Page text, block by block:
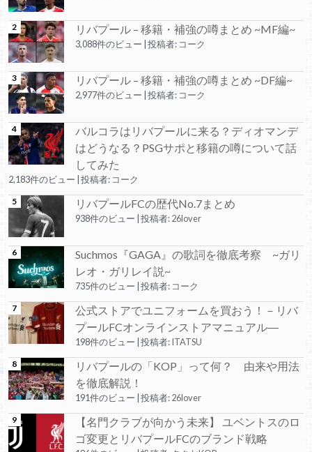
リバプール – 移籍・補強の噂まとめ ~MF編~
3,088件のビュー 投稿者: コーク
リバプール – 移籍・補強の噂まとめ ~DF編~
2,977件のビュー 投稿者: コーク
バルコラはリバプールに来る？ディオマンデ
はどうなる？PSGサポと移籍の噂について話
してみた
2,183件のビュー 投稿者: コーク
リバプールFCの歴代No.7まとめ
938件のビュー 投稿者:26lover
Suchmos『GAGA』の歌詞を徹底考察 ~ガリ
レオ・ガリレイ説~
735件のビュー 投稿者: コーク
公式ストアでユニフォームを買おう！－リバ
プールFCオンラインストアマニュアル―
198件のビュー 投稿者:ITATSU
リバプールの「KOP」って何？ 由来や用法
を徹底解説！
191件のビュー 投稿者:26lover
【名門クラブが向かう未来】 ユベントスのロ
ゴ変更とリバプールFCのブランド戦略